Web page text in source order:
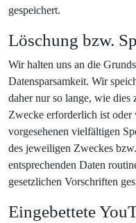
gespeichert.
Löschung bzw.
Wir halten uns an die
Datensparsamkeit. Wir
daher nur so lange, wie dies
Zwecke erforderlich ist oder
vorgesehenen vielfältigen
des jeweiligen Zweckes
entsprechenden Daten
gesetzlichen Vorschriften
Eingebettete